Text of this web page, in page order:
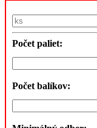
Počet paliet:
Počet balíkov: